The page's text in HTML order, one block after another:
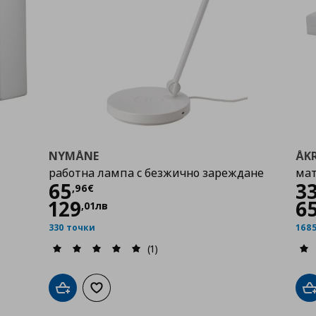
NYMÅNE
работна лампа с безжично зареждане
65,96€
Цена
129,01лв
330 точки
(1)
Добави в кошницата
Добави към списъка с любими